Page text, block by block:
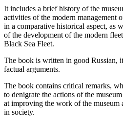
It includes a brief history of the
activities of the modern management
in a comparative historical aspect, as
of the development of the modern
Black Sea Fleet.
The book is written in good Russian,
factual arguments.
The book contains critical remarks,
to denigrate the actions of the
at improving the work of the museum
in society.